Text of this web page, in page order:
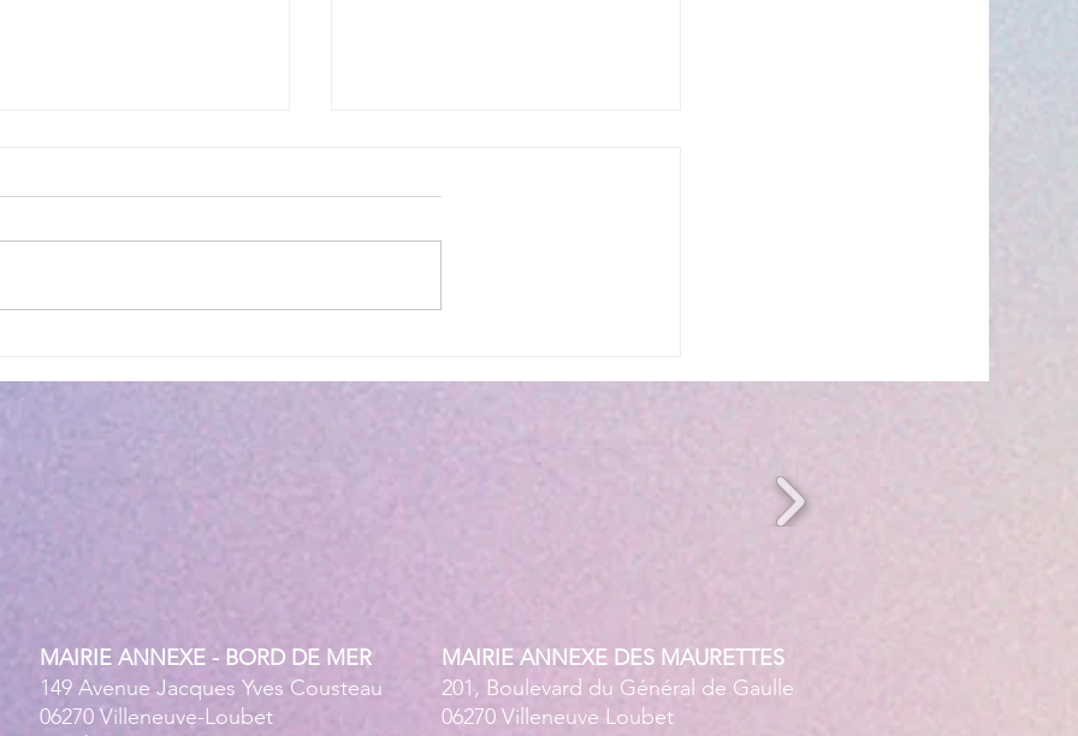
Villeneuve Loubet ! ☀️🎤
MAIRIE ANNEXE - BORD DE MER
149 Avenue Jacques Yves Cousteau
06270 Villeneuve-Loubet
MAIRIE ANNEXE DES MAURETTES
201, Boulevard du Général de Gaulle
06270 Villeneuve Loubet